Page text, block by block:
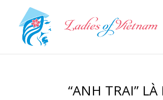
“ANH TRAI”